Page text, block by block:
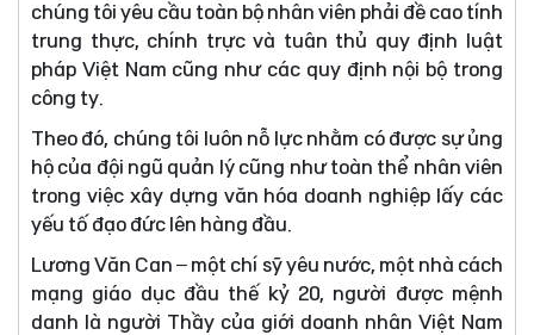
chúng tôi yêu cầu toàn bộ nhân viên phải đề cao tính
trung thực, chính trực và tuân thủ quy định luật
pháp Việt Nam cũng như các quy định nội bộ trong
công ty.
Theo đó, chúng tôi luôn nỗ lực nhằm có được sự ủng
hộ của đội ngũ quản lý cũng như toàn thể nhân viên
trong việc xây dựng văn hóa doanh nghiệp lấy các
yếu tố đạo đức lên hàng đầu.
Lương Văn Can – một chí sỹ yêu nước, một nhà cách
mạng giáo dục đầu thế kỷ 20, người được mệnh
danh là người Thầy của giới doanh nhân Việt Nam